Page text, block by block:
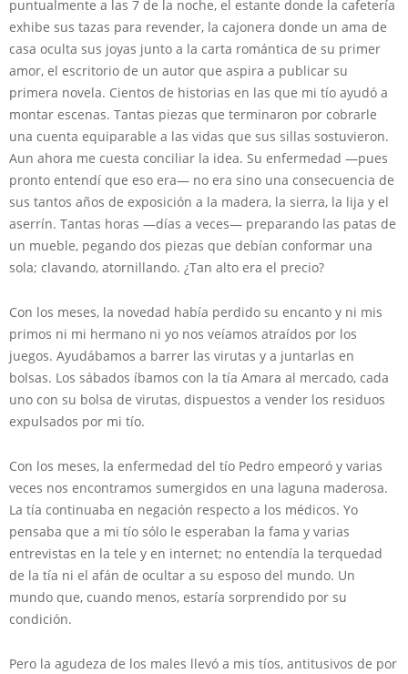
puntualmente a las 7 de la noche, el estante donde la cafetería
exhibe sus tazas para revender, la cajonera donde un ama de
casa oculta sus joyas junto a la carta romántica de su primer
amor, el escritorio de un autor que aspira a publicar su
primera novela. Cientos de historias en las que mi tío ayudó a
montar escenas. Tantas piezas que terminaron por cobrarle
una cuenta equiparable a las vidas que sus sillas sostuvieron.
Aun ahora me cuesta conciliar la idea. Su enfermedad —pues
pronto entendí que eso era— no era sino una consecuencia de
sus tantos años de exposición a la madera, la sierra, la lija y el
aserrín. Tantas horas —días a veces— preparando las patas de
un mueble, pegando dos piezas que debían conformar una
sola; clavando, atornillando. ¿Tan alto era el precio?
Con los meses, la novedad había perdido su encanto y ni mis
primos ni mi hermano ni yo nos veíamos atraídos por los
juegos. Ayudábamos a barrer las virutas y a juntarlas en
bolsas. Los sábados íbamos con la tía Amara al mercado, cada
uno con su bolsa de virutas, dispuestos a vender los residuos
expulsados por mi tío.
Con los meses, la enfermedad del tío Pedro empeoró y varias
veces nos encontramos sumergidos en una laguna maderosa.
La tía continuaba en negación respecto a los médicos. Yo
pensaba que a mi tío sólo le esperaban la fama y varias
entrevistas en la tele y en internet; no entendía la terquedad
de la tía ni el afán de ocultar a su esposo del mundo. Un
mundo que, cuando menos, estaría sorprendido por su
condición.
Pero la agudeza de los males llevó a mis tíos, antitusivos de por